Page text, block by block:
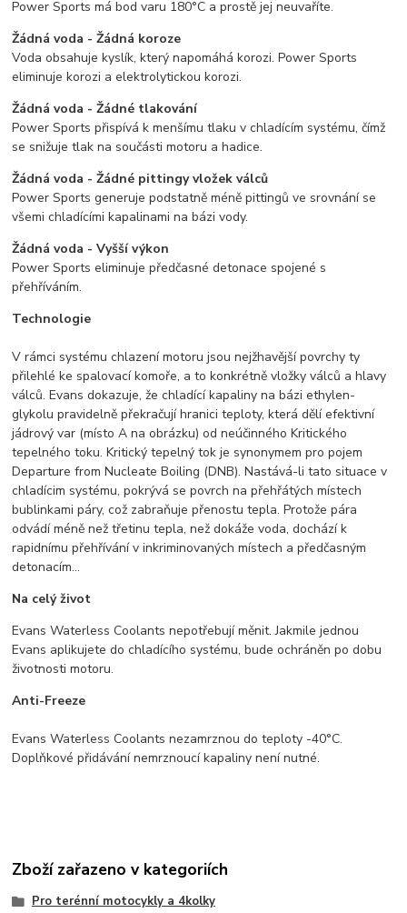
Power Sports má bod varu 180°C a prostě jej neuvaříte.
Žádná voda - Žádná koroze
Voda obsahuje kyslík, který napomáhá korozi. Power Sports
eliminuje korozi a elektrolytickou korozi.
Žádná voda - Žádné tlakování
Power Sports přispívá k menšímu tlaku v chladícím systému, čímž
se snižuje tlak na součásti motoru a hadice.
Žádná voda - Žádné pittingy vložek válců
Power Sports generuje podstatně méně pittingů ve srovnání se
všemi chladícími kapalinami na bázi vody.
Žádná voda - Vyšší výkon
Power Sports eliminuje předčasné detonace spojené s
přehříváním.
Technologie
V rámci systému chlazení motoru jsou nejžhavější povrchy ty
přilehlé ke spalovací komoře, a to konkrétně vložky válců a hlavy
válců. Evans dokazuje, že chladící kapaliny na bázi ethylen-
glykolu pravidelně překračují hranici teploty, která dělí efektivní
jádrový var (místo A na obrázku) od neúčinného Kritického
tepelného toku. Kritický tepelný tok je synonymem pro pojem
Departure from Nucleate Boiling (DNB). Nastává-li tato situace v
chladícim systému, pokrývá se povrch na přehřátých místech
bublinkami páry, což zabraňuje přenostu tepla. Protože pára
odvádí méně než třetinu tepla, než dokáže voda, dochází k
rapidnímu přehřívání v inkriminovaných místech a předčasným
detonacím...
Na celý život
Evans Waterless Coolants nepotřebují měnit. Jakmile jednou
Evans aplikujete do chladícího systému, bude ochráněn po dobu
životnosti motoru.
Anti-Freeze
Evans Waterless Coolants nezamrznou do teploty -40°C.
Doplňkové přidávání nemrznoucí kapaliny není nutné.
Zboží zařazeno v kategoriích
Pro terénní motocykly a 4kolky